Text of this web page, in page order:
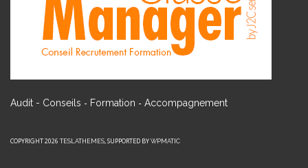
Audit - Conseils - Formation - Accompagnement
COPYRIGHT 2026 TESLATHEMES, SUPPORTED BY WPMATIC